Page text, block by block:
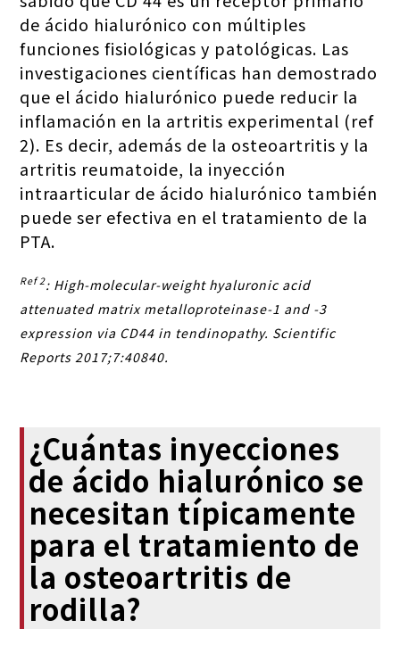
de ácido hialurónico con múltiples
funciones fisiológicas y patológicas. Las
investigaciones científicas han demostrado
que el ácido hialurónico puede reducir la
inflamación en la artritis experimental (ref
2). Es decir, además de la osteoartritis y la
artritis reumatoide, la inyección
intraarticular de ácido hialurónico también
puede ser efectiva en el tratamiento de la
PTA.
Ref 2: High-molecular-weight hyaluronic acid
attenuated matrix metalloproteinase-1 and -3
expression via CD44 in tendinopathy. Scientific
Reports 2017;7:40840.
¿Cuántas inyecciones
de ácido hialurónico se
necesitan típicamente
para el tratamiento de
la osteoartritis de
rodilla?